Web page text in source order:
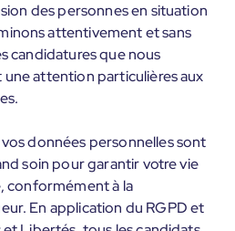
des personnes en situation
attentivement et sans
candidatures que nous
attention particulières aux
données personnelles sont
soin pour garantir votre vie
conformément à la
En application du RGPD et